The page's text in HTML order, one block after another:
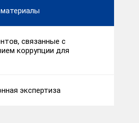
связанные с
коррупции для
экспертиза